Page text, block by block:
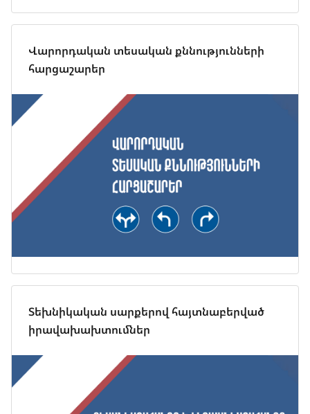
Վարորդական տեսական քննությունների
հարցաշարեր
Տեխնիկական սարքերով հայտնաբերված
իրավախախտումներ